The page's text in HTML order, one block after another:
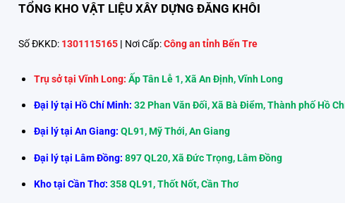
TỔNG KHO VẬT LIỆU XÂY DỰNG ĐĂNG KHÔI
Số ĐKKD: 1301115165 | Nơi Cấp: Công an tỉnh Bến Tre
Trụ sở tại Vĩnh Long: Ấp Tân Lễ 1, Xã An Định, Vĩnh Long
Đại lý tại Hồ Chí Minh: 32 Phan Văn Đối, Xã Bà Điểm, Thành phố Hồ
Đại lý tại An Giang: QL91, Mỹ Thới, An Giang
Đại lý tại Lâm Đồng: 897 QL20, Xã Đức Trọng, Lâm Đồng
Kho tại Cần Thơ: 358 QL91, Thốt Nốt, Cần Thơ